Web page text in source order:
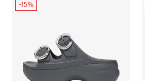
-15%